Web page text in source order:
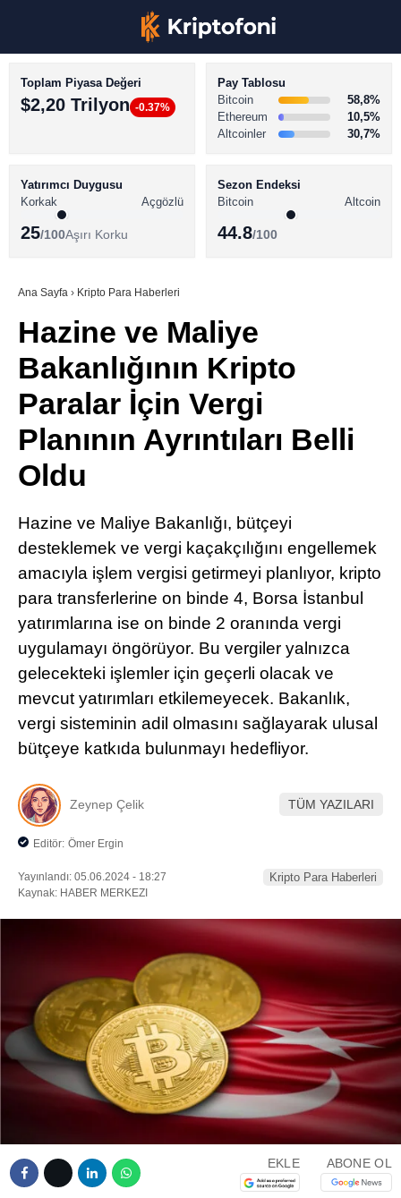
TikTok
Telegram
BİTCOİN HABERLERİ
ALTCOİN HABERLERİ
SÖZLÜK
Toplam Piyasa Değeri
$2,20 Trilyon -0.37%
Pay Tablosu
Bitcoin
58,8%
Ethereum
10,5%
Altcoinler
30,7%
Yatırımcı Duygusu
Korkak
Açgözlü
25/100Aşırı Korku
Sezon Endeksi
Bitcoin
Altcoin
44.8/100
Ana Sayfa › Kripto Para Haberleri
Hazine ve Maliye
Bakanlığının Kripto
Paralar İçin Vergi
Planının Ayrıntıları Belli
Oldu
Hazine ve Maliye Bakanlığı, bütçeyi
desteklemek ve vergi kaçakçılığını engellemek
amacıyla işlem vergisi getirmeyi planlıyor, kripto
para transferlerine on binde 4, Borsa İstanbul
yatırımlarına ise on binde 2 oranında vergi
uygulamayı öngörüyor. Bu vergiler yalnızca
gelecekteki işlemler için geçerli olacak ve
mevcut yatırımları etkilemeyecek. Bakanlık,
vergi sisteminin adil olmasını sağlayarak ulusal
bütçeye katkıda bulunmayı hedefliyor.
Zeynep Çelik TÜM YAZILARI
Editör: Ömer Ergin
Yayınlandı: 05.06.2024 - 18:27
Kaynak: HABER MERKEZI
Kripto Para Haberleri
EKLE ABONE OL